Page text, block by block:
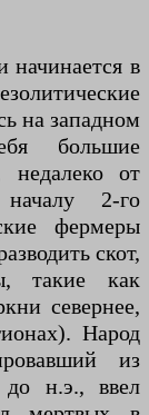
в
на западном
большие
недалеко от
2-го
фермеры
скот,
такие как
севернее,
Народ
из
н.э., ввел